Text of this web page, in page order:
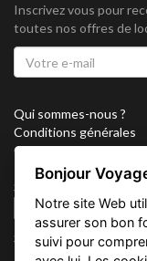
Inscrivez vous pour
toutes nos offres de
Qui sommes-nous ?
Conditions générales
Confidentialité
Partenariat
Sitemap
Cookies
Suivez nous sur
Bonjour
Notre site Web
assurer son bon
suivi pour